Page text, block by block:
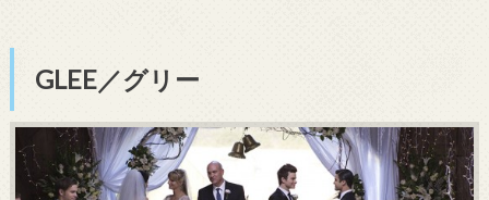
GLEE／グリー